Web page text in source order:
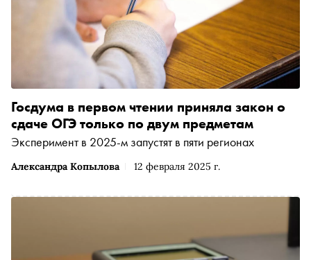
Александра Копылова 12 февраля 2025 г.
Госдума в первом чтении приняла закон о
сдаче ОГЭ только по двум предметам
Эксперимент в 2025-м запустят в пяти регионах